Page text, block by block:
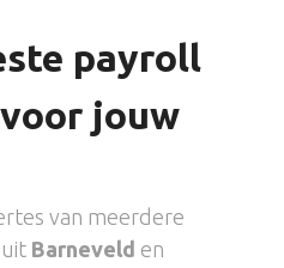
payroll
jouw
van meerdere
Barneveld en